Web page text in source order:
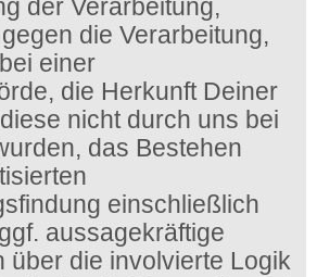
der Verarbeitung,
die Verarbeitung,
einer
die Herkunft Deiner
nicht durch uns bei
das Bestehen
einschließlich
aussagekräftige
über die involvierte Logik